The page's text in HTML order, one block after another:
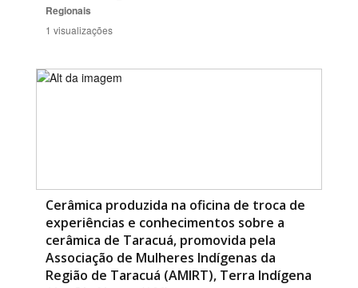
Regionais
1 visualizações
Cerâmica produzida na oficina de troca de
experiências e conhecimentos sobre a
cerâmica de Taracuá, promovida pela
Associação de Mulheres Indígenas da
Região de Taracuá (AMIRT), Terra Indígena